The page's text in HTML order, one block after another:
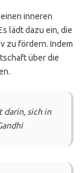
inneren
lädt dazu ein, die
zu fördern. Indem
über die
darin, sich in